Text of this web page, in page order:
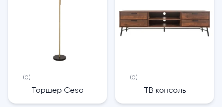
(0)
Торшер Cesa
(0)
ТВ консоль